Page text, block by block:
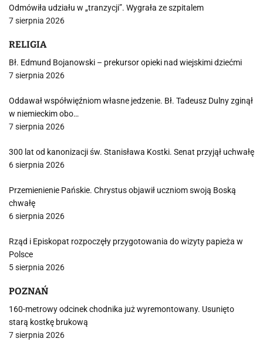
Odmówiła udziału w „tranzycji”. Wygrała ze szpitalem
7 sierpnia 2026
RELIGIA
Bł. Edmund Bojanowski – prekursor opieki nad wiejskimi dziećmi
7 sierpnia 2026
Oddawał współwięźniom własne jedzenie. Bł. Tadeusz Dulny zginął
w niemieckim obo…
7 sierpnia 2026
300 lat od kanonizacji św. Stanisława Kostki. Senat przyjął uchwałę
6 sierpnia 2026
Przemienienie Pańskie. Chrystus objawił uczniom swoją Boską
chwałę
6 sierpnia 2026
Rząd i Episkopat rozpoczęły przygotowania do wizyty papieża w
Polsce
5 sierpnia 2026
POZNAŃ
160-metrowy odcinek chodnika już wyremontowany. Usunięto
starą kostkę brukową
7 sierpnia 2026